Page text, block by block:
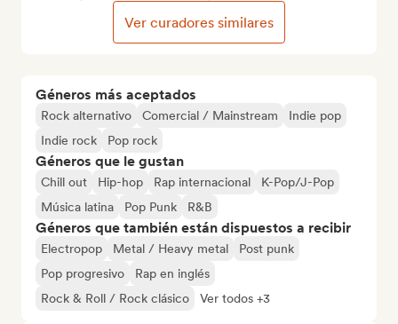
Géneros más aceptados
Rock alternativo Comercial / Mainstream
Indie pop
Indie rock
Pop rock
Géneros que le gustan
Chill out Hip-hop Rap internacional
K-Pop/J-Pop
Música latina
Pop Punk R&B
Géneros que también están dispuestos a recibir
Electropop Metal / Heavy metal
Post punk
Pop progresivo
Rap en inglés
Rock & Roll / Rock clásico
Ver todos +3
Ver curadores similares